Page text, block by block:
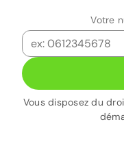
Votre
Vous disposez du